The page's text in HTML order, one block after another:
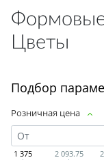
Цветы
Подбор
Розничная цена
1 375 2 093.75